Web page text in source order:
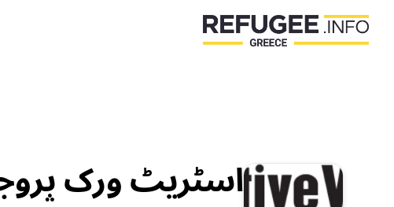
اسٹریٹ ورک